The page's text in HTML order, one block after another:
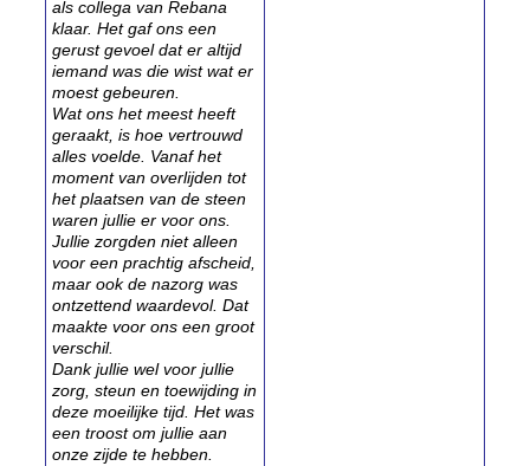
als collega van Rebana
klaar. Het gaf ons een
gerust gevoel dat er altijd
iemand was die wist wat er
moest gebeuren.
Wat ons het meest heeft
geraakt, is hoe vertrouwd
alles voelde. Vanaf het
moment van overlijden tot
het plaatsen van de steen
waren jullie er voor ons.
Jullie zorgden niet alleen
voor een prachtig afscheid,
maar ook de nazorg was
ontzettend waardevol. Dat
maakte voor ons een groot
verschil.
Dank jullie wel voor jullie
zorg, steun en toewijding in
deze moeilijke tijd. Het was
een troost om jullie aan
onze zijde te hebben.